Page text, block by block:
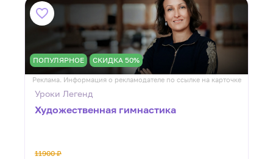
ПОПУЛЯРНОЕ СКИДКА 50%
Реклама. Информация о рекламодателе по ссылке на карточке
Уроки Легенд
Художественная гимнастика
11900 ₽